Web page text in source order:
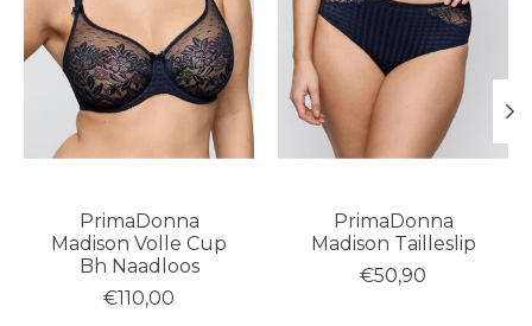
PrimaDonna
Madison Volle Cup
Bh Naadloos
€110,00
PrimaDonna
Madison Tailleslip
€50,90